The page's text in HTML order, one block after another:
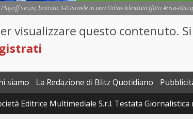
sicuri, battuto 3-0 Israele in una Udine blindata (foto Ansa-
visualizzare questo contenuto.
siamo La Redazione di Blitz Quotidiano
Editrice Multimediale S.r.l. Testata